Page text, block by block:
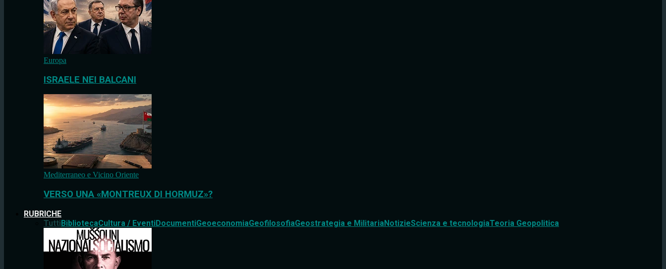
Europa
ISRAELE NEI BALCANI
Mediterraneo e Vicino Oriente
VERSO UNA «MONTREUX DI HORMUZ»?
RUBRICHE
TuttiBibliotecaCultura / EventiDocumentiGeoeconomiaGeofilosofiaGeostrategia e MilitariaNotizieScienza e tecnologiaTeoria Geopolitica